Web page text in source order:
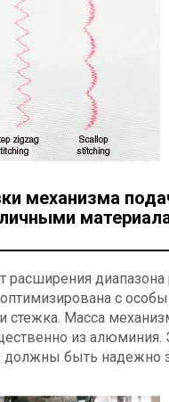
механизма
расширения
оптимизирована с
стежка. Масса
из алюминия.
должны быть